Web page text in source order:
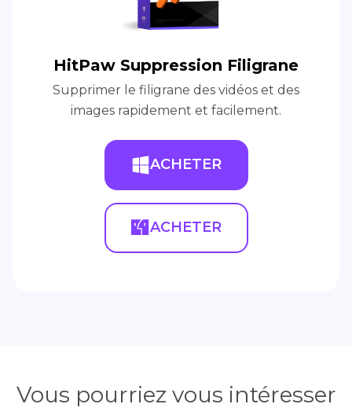
HitPaw Suppression Filigrane
Supprimer le filigrane des vidéos et des
images rapidement et facilement.
ACHETER
ACHETER
Vous pourriez vous intéresser